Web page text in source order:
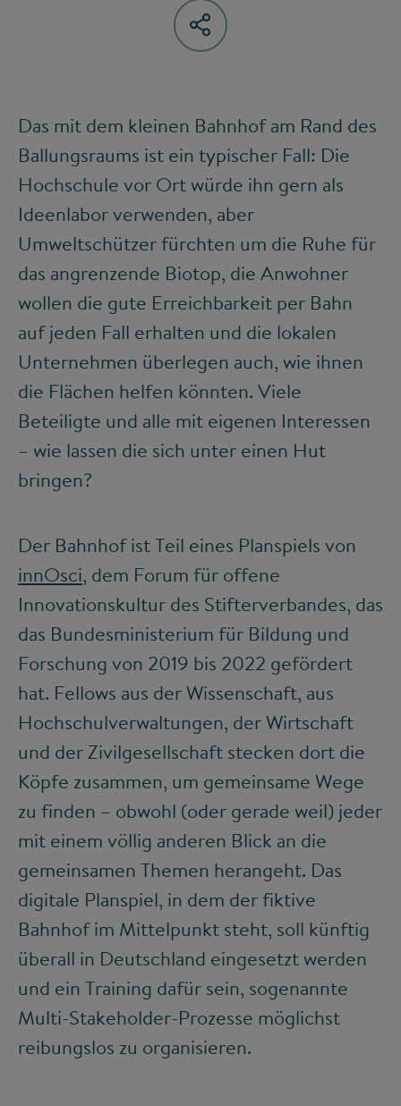
Das mit dem kleinen Bahnhof am Rand des
Ballungsraums ist ein typischer Fall: Die
Hochschule vor Ort würde ihn gern als
Ideenlabor verwenden, aber
Umweltschützer fürchten um die Ruhe für
das angrenzende Biotop, die Anwohner
wollen die gute Erreichbarkeit per Bahn
auf jeden Fall erhalten und die lokalen
Unternehmen überlegen auch, wie ihnen
die Flächen helfen könnten. Viele
Beteiligte und alle mit eigenen Interessen
– wie lassen die sich unter einen Hut
bringen?
Der Bahnhof ist Teil eines Planspiels von
innOsci, dem Forum für offene
Innovationskultur des Stifterverbandes, das
das Bundesministerium für Bildung und
Forschung von 2019 bis 2022 gefördert
hat. Fellows aus der Wissenschaft, aus
Hochschulverwaltungen, der Wirtschaft
und der Zivilgesellschaft stecken dort die
Köpfe zusammen, um gemeinsame Wege
zu finden – obwohl (oder gerade weil) jeder
mit einem völlig anderen Blick an die
gemeinsamen Themen herangeht. Das
digitale Planspiel, in dem der fiktive
Bahnhof im Mittelpunkt steht, soll künftig
überall in Deutschland eingesetzt werden
und ein Training dafür sein, sogenannte
Multi-Stakeholder-Prozesse möglichst
reibungslos zu organisieren.